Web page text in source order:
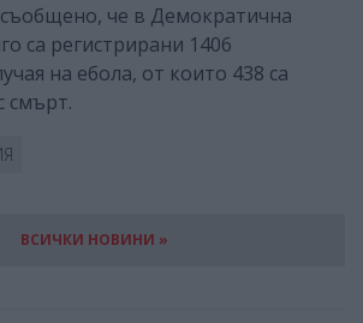
че в Демократична
са регистрирани 1406
на ебола, от които 438 са
смърт.
ВСИЧКИ НОВИНИ »